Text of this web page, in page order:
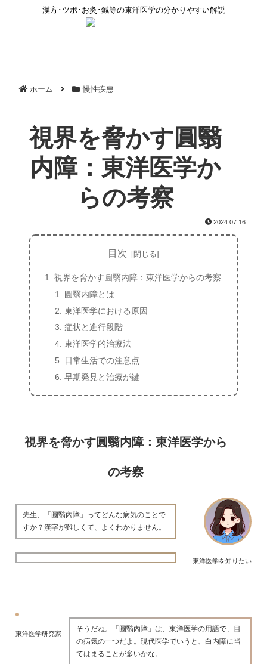
漢方･ツボ･お灸･鍼等の東洋医学の分かりやすい解説
ホーム 慢性疾患
視界を脅かす圓翳
内障：東洋医学か
らの考察
2024.07.16
目次
視界を脅かす圓翳内障：東洋医学からの考察
圓翳内障とは
東洋医学における原因
症状と進行段階
東洋医学的治療法
日常生活での注意点
早期発見と治療が鍵
視界を脅かす圓翳内障：東洋医学から
の考察
東洋医学を知りたい
先生、「圓翳內障」ってどんな病気のことで
すか？漢字が難しくて、よくわかりません。
東洋医学研究家
そうだね。「圓翳內障」は、東洋医学の用語で、目
の病気の一つだよ。現代医学でいうと、白内障に当
てはまることが多いかな。